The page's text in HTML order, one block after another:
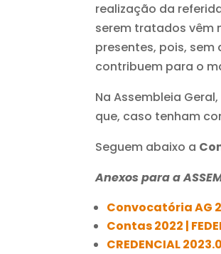
realização da
serem tratados vêm
presentes, pois,
contribuem para o
Na Assembleia
que, caso tenham
Seguem abaixo a
Anexos para a
Convocatória AG
Contas 2022 |
CREDENCIAL